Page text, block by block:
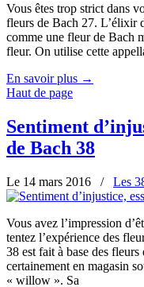
Vous êtes trop strict dans
fleurs de Bach 27. L’élixir
comme une fleur de Bach
fleur. On utilise cette
En savoir plus →
Haut de page
Sentiment
de Bach 38
Le 14 mars 2016 / Les
Vous avez l’impression
tentez l’expérience des
38 est fait à base des
certainement en magasin
« willow ». Sa